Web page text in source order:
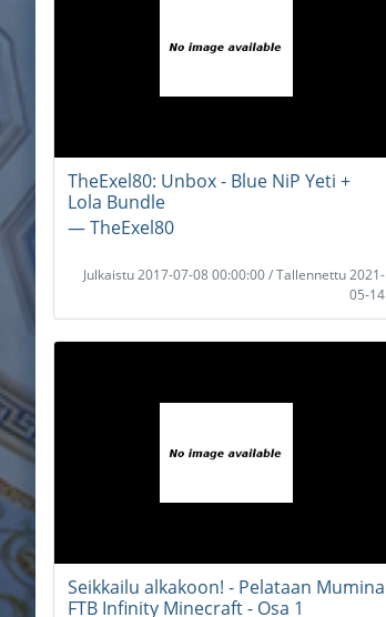
TheExel80: Unbox - Blue NiP Yeti +
Lola Bundle
― TheExel80
Julkaistu 2017-07-08 00:00:00 / Tallennettu 2021-
05-14
Seikkailu alkakoon! - Pelataan Mumina
FTB Infinity Minecraft - Osa 1